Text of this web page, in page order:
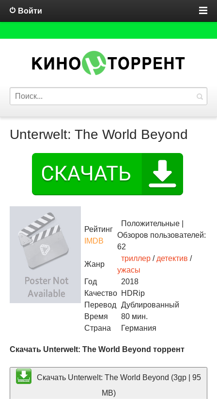
Войти
Unterwelt: The World Beyond
Рейтинг
IMDB
Положительные
Обзоров пользователей:
62
Жанр
триллер / детектив /
ужасы
Год
2018
Качество HDRip
Перевод
Дублированный
Время
80 мин.
Страна
Германия
Скачать Unterwelt: The World Beyond торрент
Скачать Unterwelt: The World Beyond (3gp | 95
MB)